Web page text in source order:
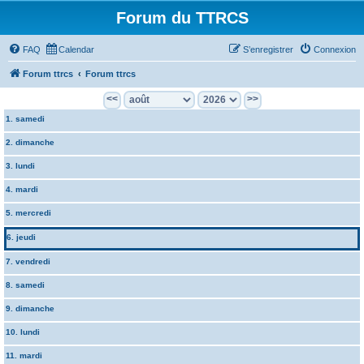
Forum du TTRCS
FAQ Calendar Connexion
S’enregistrer
Forum ttrcs Forum ttrcs
<< >>
1. samedi
2. dimanche
3. lundi
4. mardi
5. mercredi
6. jeudi
7. vendredi
8. samedi
9. dimanche
10. lundi
11. mardi